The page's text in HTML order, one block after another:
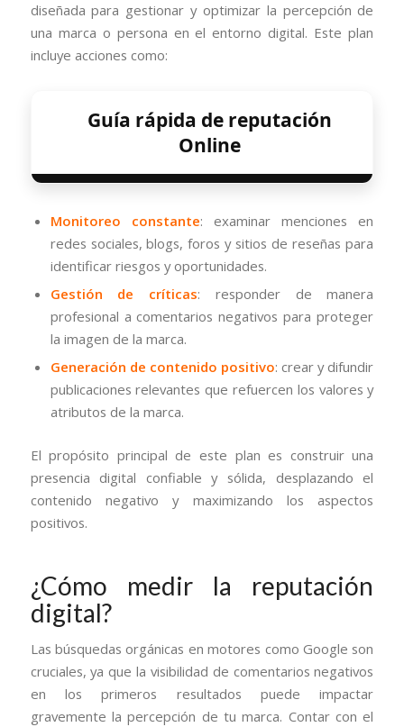
diseñada para gestionar y optimizar la percepción de
una marca o persona en el entorno digital. Este plan
incluye acciones como:
Guía rápida de reputación
Online
Monitoreo constante: examinar menciones en
redes sociales, blogs, foros y sitios de reseñas para
identificar riesgos y oportunidades.
Gestión de críticas: responder de manera
profesional a comentarios negativos para proteger
la imagen de la marca.
Generación de contenido positivo: crear y difundir
publicaciones relevantes que refuercen los valores y
atributos de la marca.
El propósito principal de este plan es construir una
presencia digital confiable y sólida, desplazando el
contenido negativo y maximizando los aspectos
positivos.
¿Cómo medir la reputación
digital?
Las búsquedas orgánicas en motores como Google son
cruciales, ya que la visibilidad de comentarios negativos
en los primeros resultados puede impactar
gravemente la percepción de tu marca. Contar con el